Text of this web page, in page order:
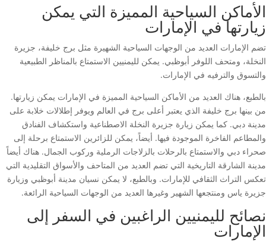
الأماكن السياحية المميزة التي يمكن
زيارتها في الإمارات
تضم الإمارات العديد من الوجهات السياحية الشهيرة مثل برج خليفة، جزيرة
النخلة، ومتحف اللوفر أبوظبي. يمكن لليمنيين الاستمتاع بالمناظر الطبيعية
والتسوق والترفيه في الإمارات.
بالطبع، هناك العديد من الأماكن السياحية المميزة في الإمارات يمكن زيارتها.
من بينها برج خليفة الذي يعتبر أعلى برج في العالم ويوفر إطلالات خلابة على
مدينة دبي. كما يمكن زيارة جزيرة النخلة الاصطناعية واستكشاف الفنادق
والمطاعم الفاخرة الموجودة فيها. أيضاً، يمكن للزائرين الاستمتاع برحلة إلى
صحراء دبي والاستمتاع بالرحلات بالزلاجات الرملية وركوب الجمال. هناك أيضاً
مدينة الشارقة التاريخية التي تضم العديد من المتاحف والأسواق التقليدية التي
تعكس التراث الثقافي للإمارات. وبالطبع، لا يمكن نسيان مدينة أبوظبي وزيارة
جزيرة ياس ومنتجعها الشهير وغيرها العديد من الوجهات السياحية الرائعة.
نصائح لليمنيين الراغبين في السفر إلى
الإمارات